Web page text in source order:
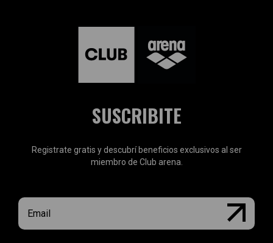
SUSCRIBITE
Registrate gratis y descubrí beneficios exclusivos al ser
miembro de Club arena.